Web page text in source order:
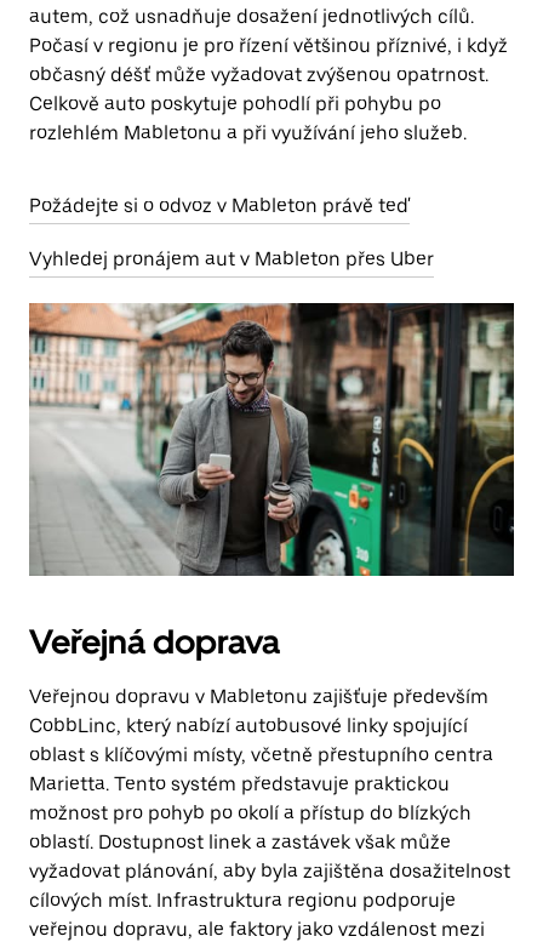
autem, což usnadňuje dosažení jednotlivých cílů.
Počasí v regionu je pro řízení většinou příznivé, i když
občasný déšť může vyžadovat zvýšenou opatrnost.
Celkově auto poskytuje pohodlí při pohybu po
rozlehlém Mabletonu a při využívání jeho služeb.
Požádejte si o odvoz v Mableton právě teď
Vyhledej pronájem aut v Mableton přes Uber
Veřejná doprava
Veřejnou dopravu v Mabletonu zajišťuje především
CobbLinc, který nabízí autobusové linky spojující
oblast s klíčovými místy, včetně přestupního centra
Marietta. Tento systém představuje praktickou
možnost pro pohyb po okolí a přístup do blízkých
oblastí. Dostupnost linek a zastávek však může
vyžadovat plánování, aby byla zajištěna dosažitelnost
cílových míst. Infrastruktura regionu podporuje
veřejnou dopravu, ale faktory jako vzdálenost mezi